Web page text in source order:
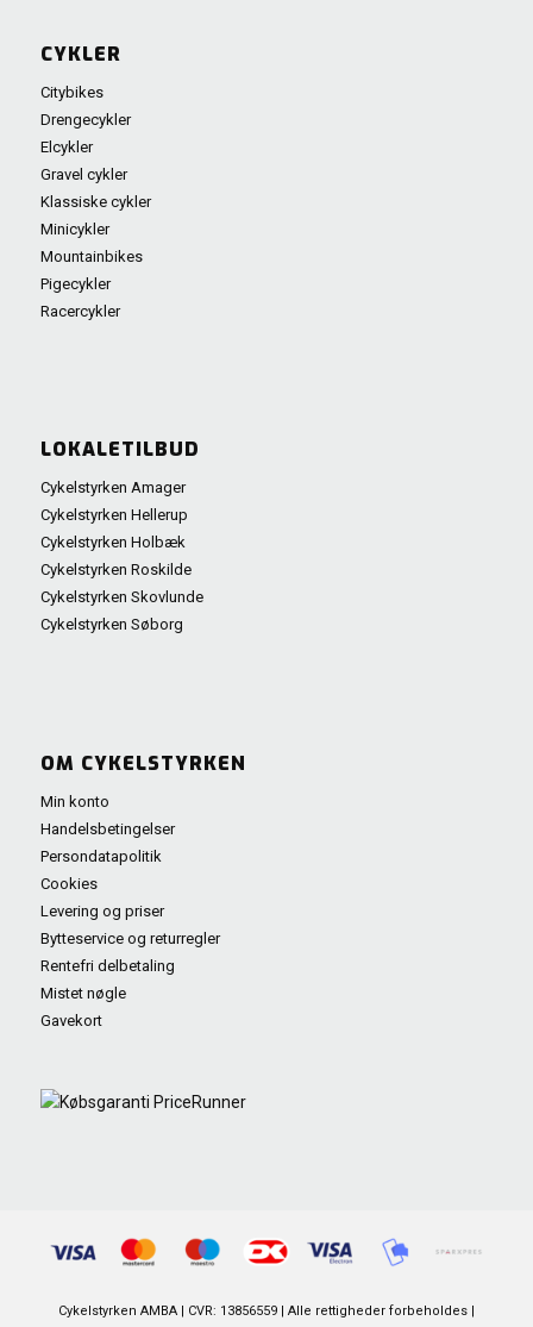
CYKLER
Citybikes
Drengecykler
Elcykler
Gravel cykler
Klassiske cykler
Minicykler
Mountainbikes
Pigecykler
Racercykler
LOKALETILBUD
Cykelstyrken Amager
Cykelstyrken Hellerup
Cykelstyrken Holbæk
Cykelstyrken Roskilde
Cykelstyrken Skovlunde
Cykelstyrken Søborg
OM CYKELSTYRKEN
Min konto
Handelsbetingelser
Persondatapolitik
Cookies
Levering og priser
Bytteservice og returregler
Rentefri delbetaling
Mistet nøgle
Gavekort
Cykelstyrken AMBA | CVR: 13856559 | Alle rettigheder forbeholdes |